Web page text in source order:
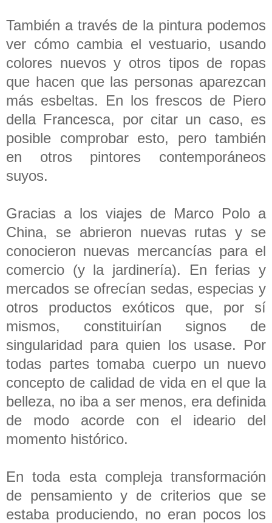
También a través de la pintura podemos
ver cómo cambia el vestuario, usando
colores nuevos y otros tipos de ropas
que hacen que las personas aparezcan
más esbeltas. En los frescos de Piero
della Francesca, por citar un caso, es
posible comprobar esto, pero también
en otros pintores contemporáneos
suyos.
Gracias a los viajes de Marco Polo a
China, se abrieron nuevas rutas y se
conocieron nuevas mercancías para el
comercio (y la jardinería). En ferias y
mercados se ofrecían sedas, especias y
otros productos exóticos que, por sí
mismos, constituirían signos de
singularidad para quien los usase. Por
todas partes tomaba cuerpo un nuevo
concepto de calidad de vida en el que la
belleza, no iba a ser menos, era definida
de modo acorde con el ideario del
momento histórico.
En toda esta compleja transformación
de pensamiento y de criterios que se
estaba produciendo, no eran pocos los